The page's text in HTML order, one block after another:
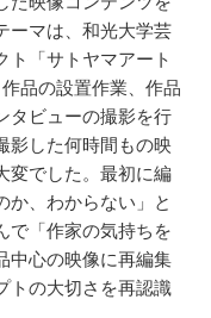
ーマは、和光大学芸
ト「サトヤマアート
品の設置作業、作品
タビューの撮影を行
影した何時間もの映
変でした。最初に編
か、わからない」と
で「作家の気持ちを
中心の映像に再編集
トの大切さを再認識